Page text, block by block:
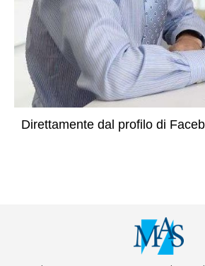
Direttamente dal profilo di